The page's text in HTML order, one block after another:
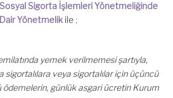
Sosyal Sigorta İşlemleri Yönetmeliğinde
Dair Yönetmelik ile ;
yemek verilmemesi şartıyla,
sigortalılara veya sigortalılar için üçüncü
ödemelerin, günlük asgari ücretin Kurum